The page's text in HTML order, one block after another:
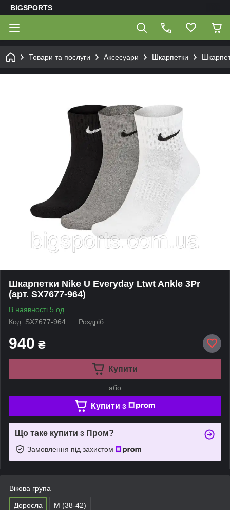
BIGSPORTS
Товари та послуги Аксесуари Шкарпетки
Шкарпетки Nike U Everyday Ltwt Ankle 3Pr
(арт. SX7677-964)
В наявності 5 од.
Код: SX7677-964
Роздріб
940 ₴
Купити
або
Купити з
Що таке купити з Пром?
Замовлення під захистом
Вікова група
Доросла M (38-42)